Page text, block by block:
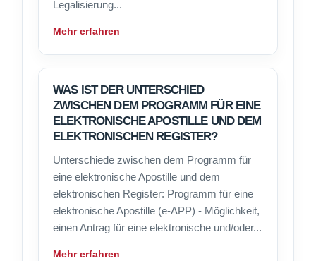
Legalisierung...
Mehr erfahren
WAS IST DER UNTERSCHIED
ZWISCHEN DEM PROGRAMM FÜR EINE
ELEKTRONISCHE APOSTILLE UND DEM
ELEKTRONISCHEN REGISTER?
Unterschiede zwischen dem Programm für
eine elektronische Apostille und dem
elektronischen Register: Programm für eine
elektronische Apostille (e-APP) - Möglichkeit,
einen Antrag für eine elektronische und/oder...
Mehr erfahren